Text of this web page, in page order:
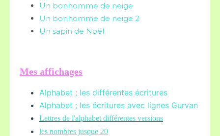
Un bonhomme de neige
Un bonhomme de neige 2
Un sapin de Noël
Mes affichages
Alphabet ; les différentes écritures
Alphabet ; les écritures avec lignes Gurvan
Lettres de l'alphabet différentes versions
les nombres jusque 20